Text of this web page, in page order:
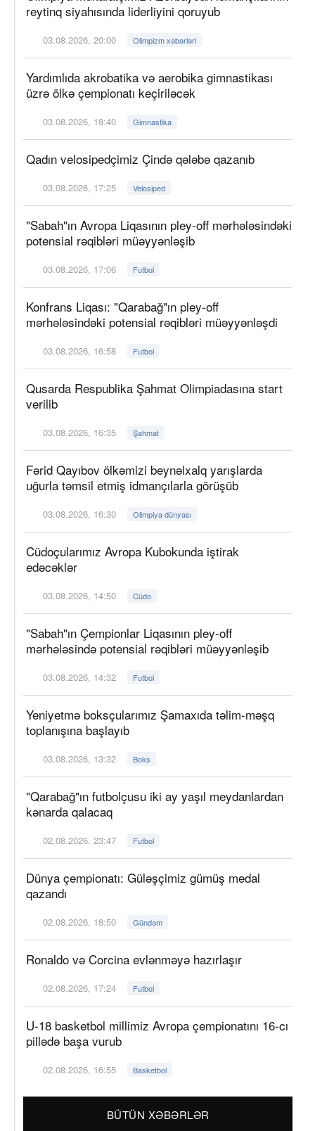
reytinq siyahısında liderliyini qoruyub
03.08.2026, 20:00 Olimpizm xəbərləri
Yardımlıda akrobatika və aerobika gimnastikası
üzrə ölkə çempionatı keçiriləcək
03.08.2026, 18:40 Gimnastika
Qadın velosipedçimiz Çində qələbə qazanıb
03.08.2026, 17:25 Velosiped
"Sabah"ın Avropa Liqasının pley-off mərhələsindəki
potensial rəqibləri müəyyənləşib
03.08.2026, 17:06 Futbol
Konfrans Liqası: "Qarabağ"ın pley-off
mərhələsindəki potensial rəqibləri müəyyənləşdi
03.08.2026, 16:58 Futbol
Qusarda Respublika Şahmat Olimpiadasına start
verilib
03.08.2026, 16:35 Şahmat
Fərid Qayıbov ölkəmizi beynəlxalq yarışlarda
uğurla təmsil etmiş idmançılarla görüşüb
03.08.2026, 16:30 Olimpiya dünyası
Cüdoçularımız Avropa Kubokunda iştirak
edəcəklər
03.08.2026, 14:50 Cüdo
"Sabah"ın Çempionlar Liqasının pley-off
mərhələsində potensial rəqibləri müəyyənləşib
03.08.2026, 14:32 Futbol
Yeniyetmə boksçularımız Şamaxıda təlim-məşq
toplanışına başlayıb
03.08.2026, 13:32 Boks
"Qarabağ"ın futbolçusu iki ay yaşıl meydanlardan
kənarda qalacaq
02.08.2026, 23:47 Futbol
Dünya çempionatı: Güləşçimiz gümüş medal
qazandı
02.08.2026, 18:50 Gündəm
Ronaldo və Corcina evlənməyə hazırlaşır
02.08.2026, 17:24 Futbol
U-18 basketbol millimiz Avropa çempionatını 16-cı
pillədə başa vurub
02.08.2026, 16:55 Basketbol
BÜTÜN XƏBƏRLƏR